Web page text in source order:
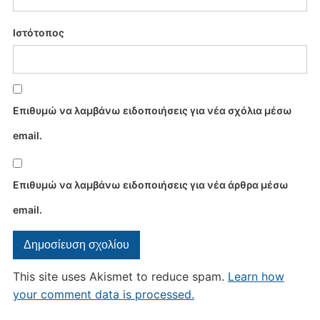
Ιστότοπος
Επιθυμώ να λαμβάνω ειδοποιήσεις για νέα σχόλια μέσω
email.
Επιθυμώ να λαμβάνω ειδοποιήσεις για νέα άρθρα μέσω
email.
This site uses Akismet to reduce spam. Learn how
your comment data is processed.